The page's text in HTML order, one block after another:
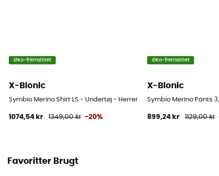
Øko-fremstillet
X-Bionic
Symbio Merino Shirt LS - Undertøj - Herrer
1074,54 kr 1349,00 kr -20%
Øko-fremstillet
X-Bionic
Symbio Merino Pants
899,24 kr 1129,00 kr
Favoritter Brugt